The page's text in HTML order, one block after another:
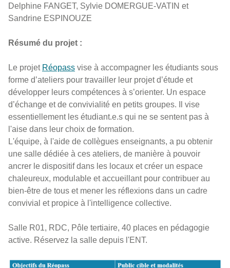
Delphine FANGET, Sylvie DOMERGUE-VATIN et
Sandrine ESPINOUZE
Résumé du projet :
Le projet Réopass vise à accompagner les étudiants sous
forme d’ateliers pour travailler leur projet d’étude et
développer leurs compétences à s’orienter. Un espace
d’échange et de convivialité en petits groupes. Il vise
essentiellement les étudiant.e.s qui ne se sentent pas à
l'aise dans leur choix de formation.
L'équipe, à l'aide de collègues enseignants, a pu obtenir
une salle dédiée à ces ateliers, de manière à pouvoir
ancrer le dispositif dans les locaux et créer un espace
chaleureux, modulable et accueillant pour contribuer au
bien-être de tous et mener les réflexions dans un cadre
convivial et propice à l'intelligence collective.
Salle R01, RDC, Pôle tertiaire, 40 places en pédagogie
active. Réservez la salle depuis l'ENT.